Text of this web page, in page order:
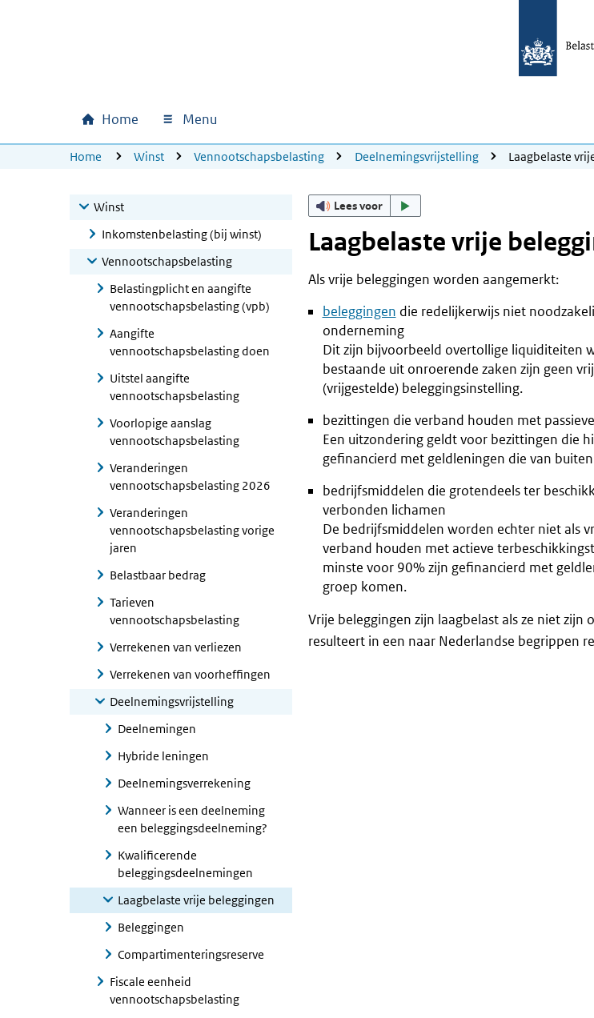
Hoofdnavigatie
Home Menu
U bevindt zich hier:
Home Winst Vennootschapsbelasting Deelnemingsvrijstelling Laagbelaste
Winst
Inkomstenbelasting (bij winst)
Vennootschapsbelasting
Belastingplicht en aangifte
vennootschapsbelasting (vpb)
Aangifte
vennootschapsbelasting doen
Uitstel aangifte
vennootschapsbelasting
Voorlopige aanslag
vennootschapsbelasting
Veranderingen
vennootschapsbelasting 2026
Veranderingen
vennootschapsbelasting vorige
jaren
Belastbaar bedrag
Tarieven
vennootschapsbelasting
Verrekenen van verliezen
Verrekenen van voorheffingen
Deelnemingsvrijstelling
Deelnemingen
Hybride leningen
Deelnemingsverrekening
Wanneer is een deelneming
een beleggingsdeelneming?
Kwalificerende
beleggingsdeelnemingen
Laagbelaste vrije beleggingen
Beleggingen
Compartimenteringsreserve
Fiscale eenheid
vennootschapsbelasting
Lees voor
Laagbelaste vrije
Als vrije beleggingen worden aangemerkt:
beleggingen die redelijkerwijs niet
onderneming
Dit zijn bijvoorbeeld overtollige liquiditeiten
bestaande uit onroerende zaken zijn geen
(vrijgestelde) beleggingsinstelling.
bezittingen die verband houden met
Een uitzondering geldt voor bezittingen die
gefinancierd met geldleningen die van
bedrijfsmiddelen die grotendeels ter
verbonden lichamen
De bedrijfsmiddelen worden echter niet als
verband houden met actieve
minste voor 90% zijn gefinancierd met
groep komen.
Vrije beleggingen zijn laagbelast als ze niet
resulteert in een naar Nederlandse begrippen